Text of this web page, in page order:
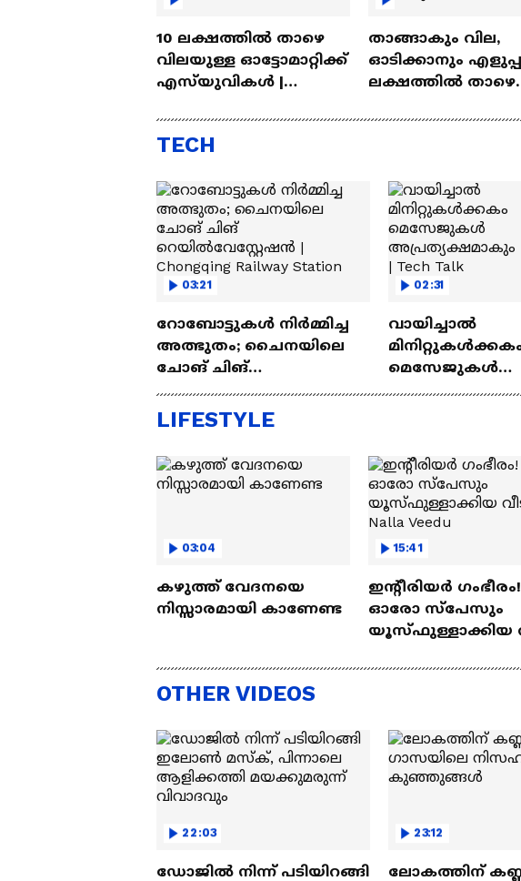
10 ലക്ഷത്തിൽ താഴെ
വിലയുള്ള ഓട്ടോമാറ്റിക്ക്
എസ്‍യുവികൾ |
Lakh
താങ്ങാകും വില,
ഓടിക്കാനും
ലക്ഷത്തിൽ താഴെ
എസ്‍യുവികൾ
TECH
03:21
റോബോട്ടുകൾ നിർമ്മിച്ച
അത്ഭുതം; ചൈനയിലെ
ചോങ് ചിങ്
Chongqing Railway Station
02:31
വായിച്ചാൽ
മെസേജുകള്‍
LIFESTYLE
03:04
കഴുത്ത് വേദനയെ
നിസ്സാരമായി കാണേണ്ട
15:41
ഇന്റീരിയർ ഗംഭീരം!
ഓരോ സ്‌പേസും
യൂസ്ഫുള്ളാക്കിയ
OTHER VIDEOS
22:03
ഡോജിൽ നിന്ന് പടിയിറങ്ങി
23:12
ലോകത്തിന്